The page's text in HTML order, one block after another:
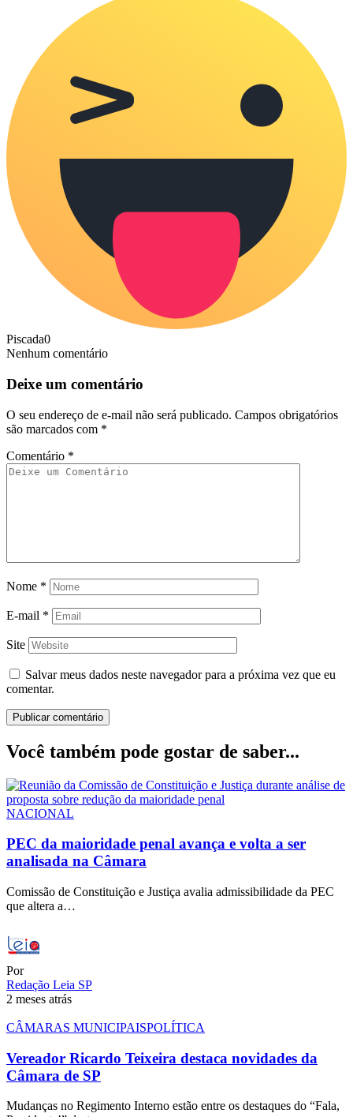
Piscada0
Nenhum comentário
Deixe um comentário
O seu endereço de e-mail não será publicado. Campos obrigatórios
são marcados com *
Comentário *
Nome *
E-mail *
Site
Salvar meus dados neste navegador para a próxima vez que eu
comentar.
Você também pode gostar de saber...
NACIONAL
PEC da maioridade penal avança e volta a ser
analisada na Câmara
Comissão de Constituição e Justiça avalia admissibilidade da PEC
que altera a…
Por
Redação Leia SP
2 meses atrás
CÂMARAS MUNICIPAISPOLÍTICA
Vereador Ricardo Teixeira destaca novidades da
Câmara de SP
Mudanças no Regimento Interno estão entre os destaques do “Fala,